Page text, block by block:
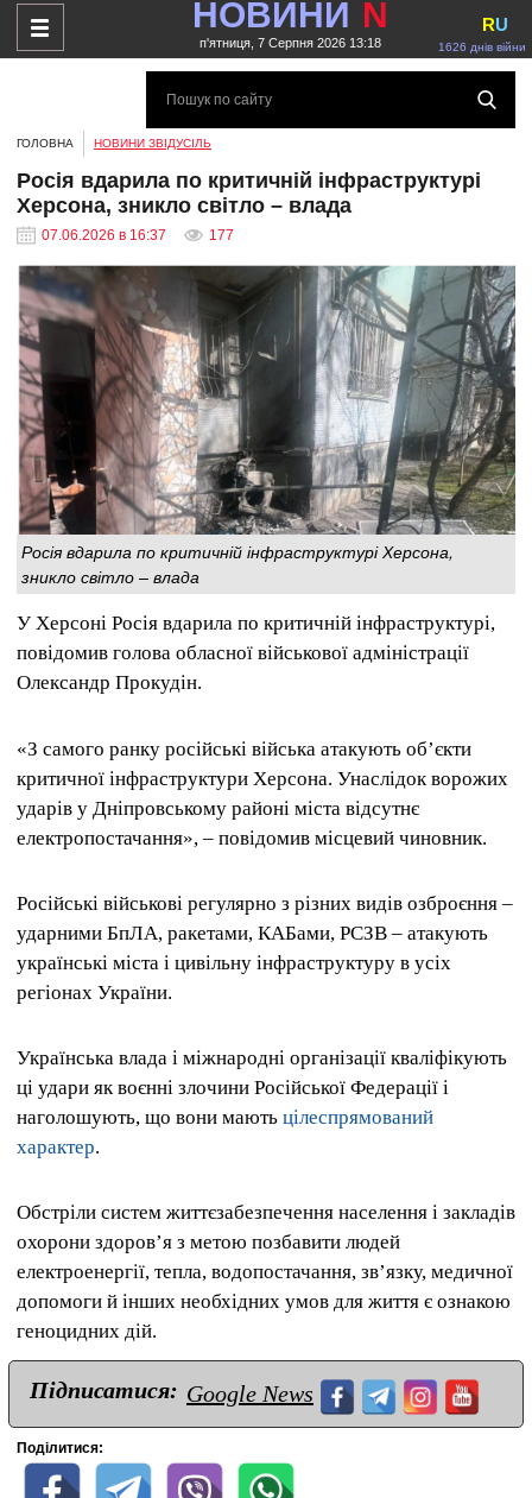
НОВИНИ N
п'ятниця, 7 Серпня 2026 13:18 1626 днів війни
RU
ГОЛОВНА НОВИНИ ЗВІДУСІЛЬ
Росія вдарила по критичній інфраструктурі
Херсона, зникло світло – влада
07.06.2026 в 16:37 177
Росія вдарила по критичній інфраструктурі Херсона,
зникло світло – влада
У Херсоні Росія вдарила по критичній інфраструктурі,
повідомив голова обласної військової адміністрації
Олександр Прокудін.
«З самого ранку російські війська атакують об’єкти
критичної інфраструктури Херсона. Унаслідок ворожих
ударів у Дніпровському районі міста відсутнє
електропостачання», – повідомив місцевий чиновник.
Російські військові регулярно з різних видів озброєння –
ударними БпЛА, ракетами, КАБами, РСЗВ – атакують
українські міста і цивільну інфраструктуру в усіх
регіонах України.
Українська влада і міжнародні організації кваліфікують
ці удари як воєнні злочини Російської Федерації і
наголошують, що вони мають цілеспрямований
характер.
Обстріли систем життєзабезпечення населення і закладів
охорони здоров’я з метою позбавити людей
електроенергії, тепла, водопостачання, зв’язку, медичної
допомоги й інших необхідних умов для життя є ознакою
геноцидних дій.
Підписатися: Google News
Поділитися: